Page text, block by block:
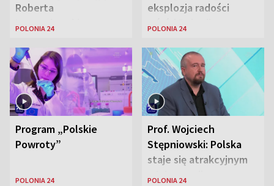
Roberta
Lewandowskiego w
Zjednoczonych
POLONIA 24
eksplozja radości
wśród Polonii
POLONIA 24
Program „Polskie
Powroty”
POLONIA 24
Prof. Wojciech
Stępniowski: Polska
staje się atrakcyjnym
miejscem dla
POLONIA 24